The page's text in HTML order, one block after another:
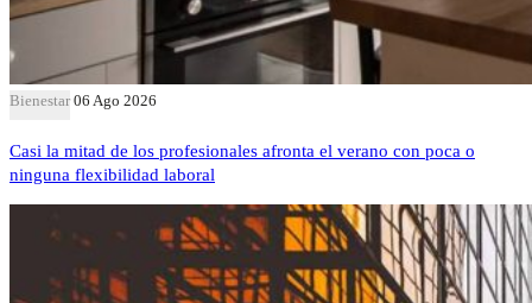
Bienestar 06 Ago 2026
Casi la mitad de los profesionales afronta el verano con poca o
ninguna flexibilidad laboral